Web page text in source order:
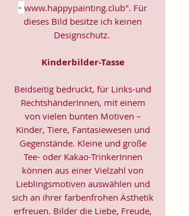
- www.happypainting.club". Für
dieses Bild besitze ich keinen
Designschutz.
Kinderbilder-Tasse
Beidseitig bedruckt, für Links-und
RechtshänderInnen, mit einem
von vielen bunten Motiven –
Kinder, Tiere, Fantasiewesen und
Gegenstände. Kleine und große
Tee- oder Kakao-TrinkerInnen
können aus einer Vielzahl von
Lieblingsmotiven auswählen und
sich an ihrer farbenfrohen Ästhetik
erfreuen. Bilder die Liebe, Freude,